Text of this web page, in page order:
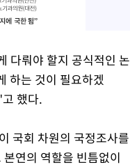
다뤄야 할지 공식적인 논
하는 것이 필요하겠
했다.
국회 차원의 국정조사를
연의 역할을 빈틈없이